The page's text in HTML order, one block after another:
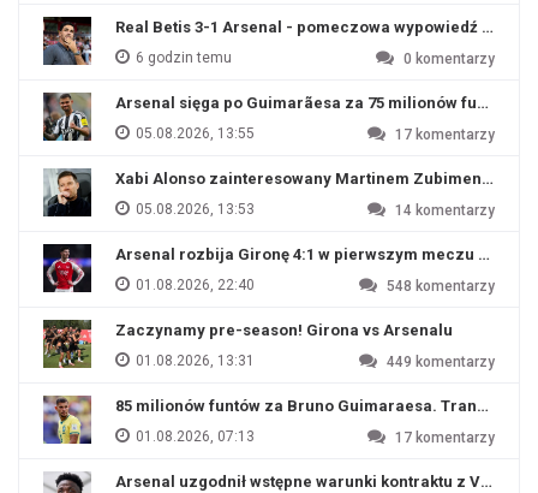
Real Betis 3-1 Arsenal - pomeczowa wypowiedź Artety
6 godzin temu 0 komentarzy
Arsenal sięga po Guimarãesa za 75 milionów funtów
05.08.2026, 13:55 17 komentarzy
Xabi Alonso zainteresowany Martinem Zubimendim
05.08.2026, 13:53 14 komentarzy
Arsenal rozbija Gironę 4:1 w pierwszym meczu
01.08.2026, 22:40 548 komentarzy
Zaczynamy pre-season! Girona vs Arsenalu
01.08.2026, 13:31 449 komentarzy
85 milionów funtów za Bruno Guimaraesa. Transfer
01.08.2026, 07:13 17 komentarzy
Arsenal uzgodnił wstępne warunki kontraktu z